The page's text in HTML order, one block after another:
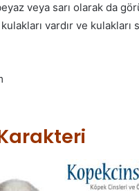
veya sarı olarak da
vardır ve kulakları